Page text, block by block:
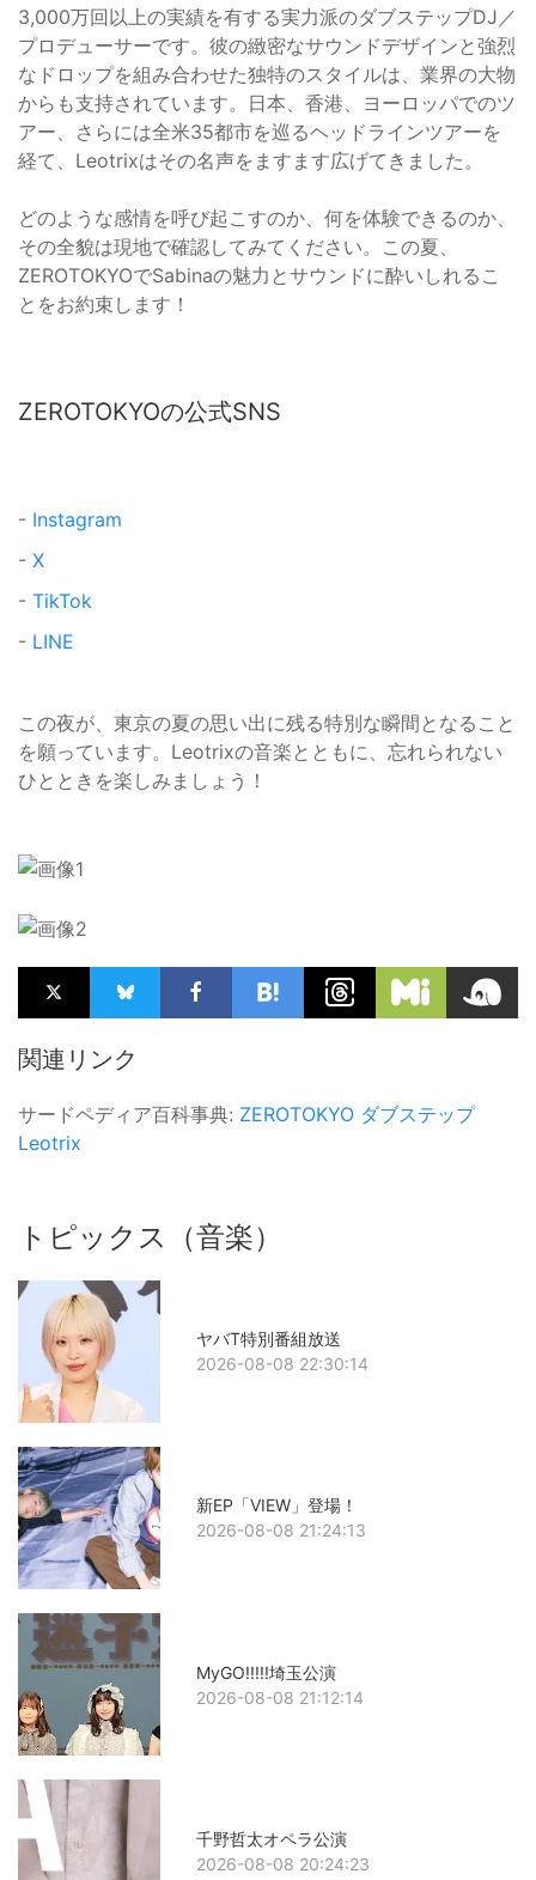
3,000万回以上の実績を有する実力派のダブステップDJ／
プロデューサーです。彼の緻密なサウンドデザインと強烈
なドロップを組み合わせた独特のスタイルは、業界の大物
からも支持されています。日本、香港、ヨーロッパでのツ
アー、さらには全米35都市を巡るヘッドラインツアーを
経て、Leotrixはその名声をますます広げてきました。
どのような感情を呼び起こすのか、何を体験できるのか、
その全貌は現地で確認してみてください。この夏、
ZEROTOKYOでSabinaの魅力とサウンドに酔いしれるこ
とをお約束します！
ZEROTOKYOの公式SNS
- Instagram
- X
- TikTok
- LINE
この夜が、東京の夏の思い出に残る特別な瞬間となること
を願っています。Leotrixの音楽とともに、忘れられない
ひとときを楽しみましょう！
関連リンク
サードペディア百科事典: ZEROTOKYO ダブステップ
Leotrix
トピックス（音楽）
ヤバT特別番組放送
2026-08-08 22:30:14
新EP「VIEW」登場！
2026-08-08 21:24:13
MyGO!!!!!埼玉公演
2026-08-08 21:12:14
千野哲太オペラ公演
2026-08-08 20:24:23